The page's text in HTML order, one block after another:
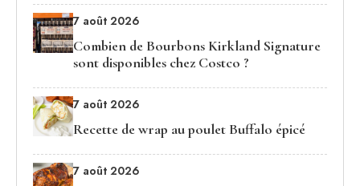
7 août 2026
Combien de Bourbons Kirkland Signature
sont disponibles chez Costco ?
7 août 2026
Recette de wrap au poulet Buffalo épicé
7 août 2026